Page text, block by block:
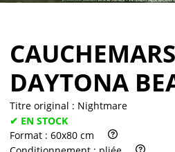
DAYTONA
Titre original : Nightmare
✔ EN STOCK
Format : 60x80 cm